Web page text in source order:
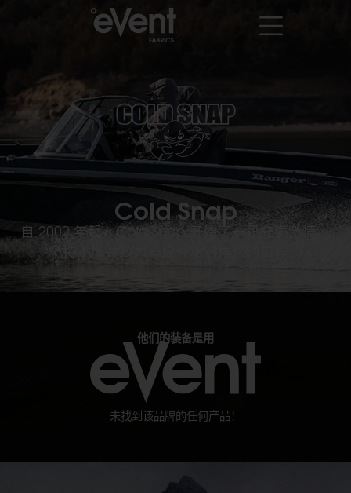
Cold Snap
自 2002 年起，Cold Snap 开始了一段充满激情、
坚持不懈并致力于提升冰钓体验的旅程。
他们的装备是用
未找到该品牌的任何产品！